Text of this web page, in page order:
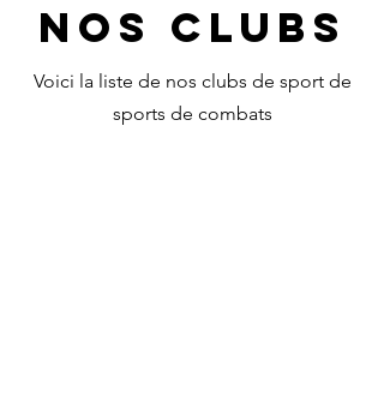
nos clubs
Voici la liste de nos clubs de sport de
sports de combats